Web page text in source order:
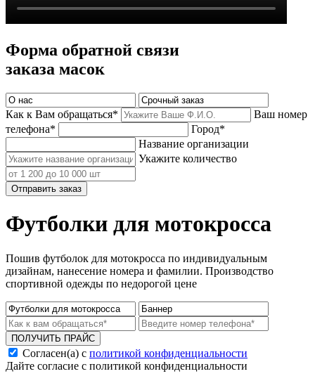
Форма обратной связи
заказа масок
Как к Вам обращаться*
Ваш номер
телефона*
Город*
Название организации
Укажите количество
Отправить заказ
Футболки для мотокросса
Пошив футболок для мотокросса по индивидуальным
дизайнам, нанесение номера и фамилии. Производство
спортивной одежды по недорогой цене
ПОЛУЧИТЬ ПРАЙС
Согласен(а) с политикой конфиденциальности
Дайте согласие с политикой конфиденциальности